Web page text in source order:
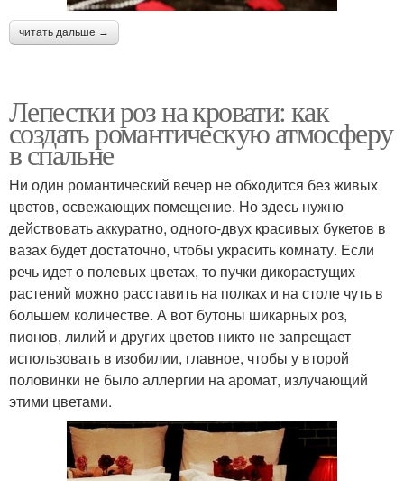
читать дальше →
Лепестки роз на кровати: как
создать романтическую атмосферу
в спальне
Ни один романтический вечер не обходится без живых
цветов, освежающих помещение. Но здесь нужно
действовать аккуратно, одного-двух красивых букетов в
вазах будет достаточно, чтобы украсить комнату. Если
речь идет о полевых цветах, то пучки дикорастущих
растений можно расставить на полках и на столе чуть в
большем количестве. А вот бутоны шикарных роз,
пионов, лилий и других цветов никто не запрещает
использовать в изобилии, главное, чтобы у второй
половинки не было аллергии на аромат, излучающий
этими цветами.